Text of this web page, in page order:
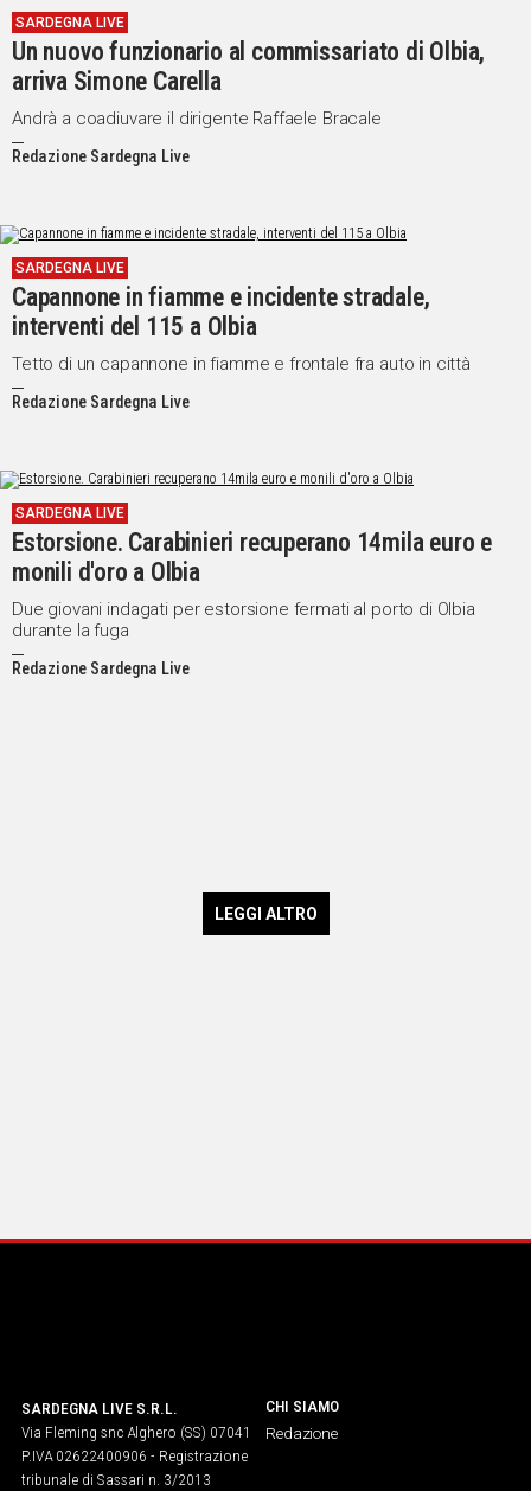
SARDEGNA LIVE
Un nuovo funzionario al commissariato di Olbia,
arriva Simone Carella
Andrà a coadiuvare il dirigente Raffaele Bracale
Redazione Sardegna Live
SARDEGNA LIVE
Capannone in fiamme e incidente stradale,
interventi del 115 a Olbia
Tetto di un capannone in fiamme e frontale fra auto in città
Redazione Sardegna Live
SARDEGNA LIVE
Estorsione. Carabinieri recuperano 14mila euro e
monili d'oro a Olbia
Due giovani indagati per estorsione fermati al porto di Olbia
durante la fuga
Redazione Sardegna Live
LEGGI ALTRO
SARDEGNA LIVE S.R.L.
Via Fleming snc Alghero (SS) 07041
P.IVA 02622400906 - Registrazione
tribunale di Sassari n. 3/2013
CHI SIAMO
Redazione